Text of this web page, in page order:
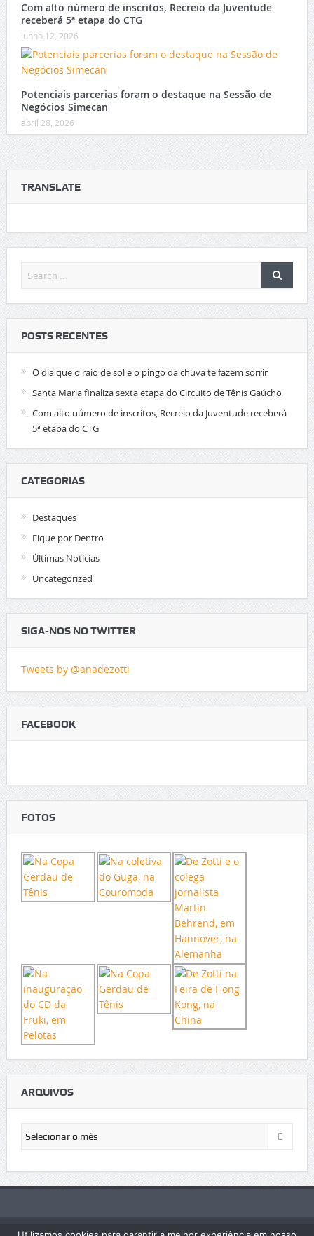
Com alto número de inscritos, Recreio da Juventude
receberá 5ª etapa do CTG
junho 12, 2026
Potenciais parcerias foram o destaque na Sessão de
Negócios Simecan
abril 28, 2026
TRANSLATE
POSTS RECENTES
O dia que o raio de sol e o pingo da chuva te fazem sorrir
Santa Maria finaliza sexta etapa do Circuito de Tênis Gaúcho
Com alto número de inscritos, Recreio da Juventude receberá
5ª etapa do CTG
CATEGORIAS
Destaques
Fique por Dentro
Últimas Notícias
Uncategorized
SIGA-NOS NO TWITTER
Tweets by @anadezotti
FACEBOOK
FOTOS
ARQUIVOS
Arquivos